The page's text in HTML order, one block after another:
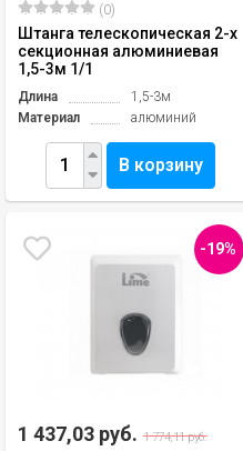
(0)
Штанга телескопическая 2-х
секционная алюминиевая
1,5-3м 1/1
Длина
1,5-3м
Материал
алюминий
В корзину
-19%
1 437,03 руб. 1 774,11 руб.